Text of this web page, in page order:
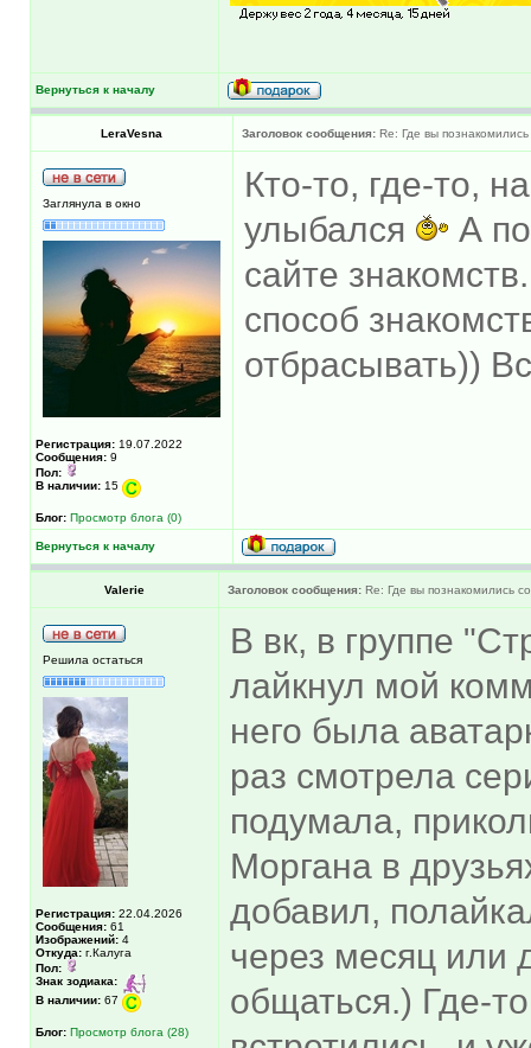
Вернуться к началу
LeraVesna Заголовок сообщения: Re: Где вы
Заглянула в окно
Регистрация: 19.07.2022
Сообщения: 9
Пол:
В наличии: 15
Блог: Просмотр блога (0)
Кто-то, где-то,
улыбался
А
сайте
способ
отбрасывать))
Вернуться к началу
Valerie Заголовок сообщения: Re: Где вы познакомились
Решила остаться
Регистрация: 22.04.2026
Сообщения: 61
Изображений: 4
Откуда: г.Калуга
Пол:
Знак зодиака:
В наличии: 67
Блог: Просмотр блога (28)
В вк, в группе
лайкнул мой
него была
раз смотрела
подумала,
Моргана в
добавил,
через месяц или
общаться.) Где-